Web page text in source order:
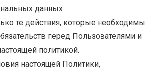
данных
те действия, которые необходимы
перед Пользователями и
политикой.
настоящей Политики,